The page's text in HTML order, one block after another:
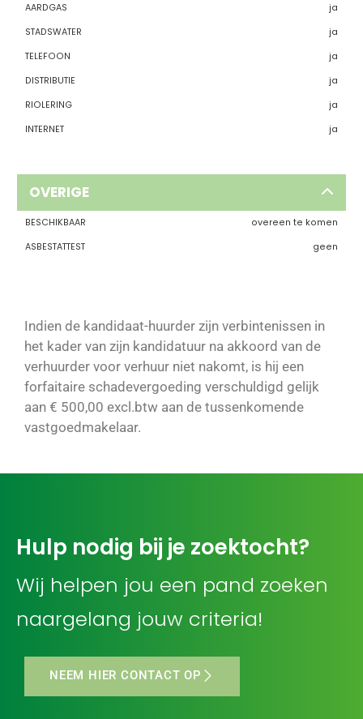
AARDGAS
ja
STADSWATER
ja
TELEFOON
ja
DISTRIBUTIE
ja
RIOLERING
ja
INTERNET
ja
OVERIGE
BESCHIKBAAR
overeen te komen
ASBESTATTEST
geen
Indien de kandidaat-huurder zijn verbintenissen in
het kader van zijn kandidatuur na akkoord van de
verhuurder voor verhuur niet nakomt, is hij een
forfaitaire schadevergoeding verschuldigd gelijk
aan € 500,00 excl.btw aan de tussenkomende
vastgoedmakelaar.
Hulp nodig bij je zoektocht?
Wij helpen jou een pand zoeken
naargelang jouw criteria!
NEEM HIER CONTACT OP